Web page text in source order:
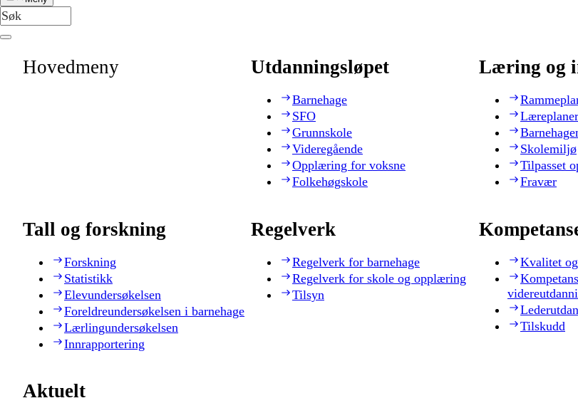
Hovedmeny Utdanningsløpet
Barnehage
SFO
Grunnskole
Videregående
Opplæring for voksne
Folkehøgskole
Læring og
Læreplaner
Skolemiljø
Tilpasset
Fravær
Tall og forskning
Forskning
Statistikk
Elevundersøkelsen
Foreldreundersøkelsen i barnehage
Lærlingundersøkelsen
Innrapportering
Regelverk
Regelverk for barnehage
Regelverk for skole og opplæring
Tilsyn
Kvalitet
Tilskudd
Aktuelt